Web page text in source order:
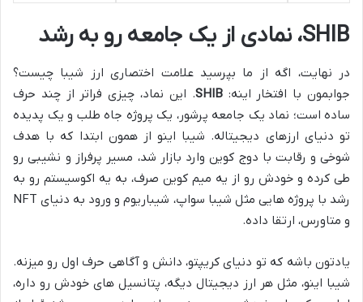
SHIB، نمادی از یک جامعه رو به رشد
در نهایت، اگه از ما بپرسید علامت اختصاری ارز شیبا چیست؟
جوابمون با افتخار اینه:SHIB. این نماد، چیزی فراتر از چند حرف
ساده است؛ نماد یک جامعه پرشور، یک پروژه جاه طلب و یک پدیده
تو دنیای ارزهای دیجیتاله. شیبا اینو از همون ابتدا که با هدف
شوخی و رقابت با دوج کوین وارد بازار شد، مسیر پرفراز و نشیبی رو
طی کرده و خودش رو از یه میم کوین صرف، به یه اکوسیستم رو به
رشد با پروژه هایی مثل شیبا سواپ، شیباریوم و ورود به دنیای NFT
و متاورس، ارتقا داده.
یادتون باشه که تو دنیای کریپتو، دانش و آگاهی حرف اول رو میزنه.
شیبا اینو، مثل هر ارز دیجیتال دیگه، پتانسیل های خودش رو داره،